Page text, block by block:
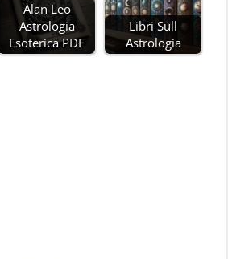
Alan Leo
Astrologia
Esoterica PDF
Libri Sull
Astrologia